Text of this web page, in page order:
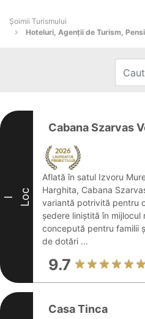
Șoimii Turismului
Hoteluri, Agenții de Turism,
I Loc
Cabana Szarvas
Aflată în satul Izvoru
Harghita, Cabana
variantă potrivită pentru
ședere liniștită în mijlocul
concepută pentru familii
de dotări ...
9.7
Casa Tinca